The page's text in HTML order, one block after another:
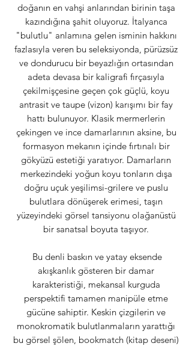
doğanın en vahşi anlarından birinin taşa
kazındığına şahit oluyoruz. İtalyanca
"bulutlu" anlamına gelen isminin hakkını
fazlasıyla veren bu seleksiyonda, pürüzsüz
ve dondurucu bir beyazlığın ortasından
adeta devasa bir kaligrafi fırçasıyla
çekilmişçesine geçen çok güçlü, koyu
antrasit ve taupe (vizon) karışımı bir fay
hattı bulunuyor. Klasik mermerlerin
çekingen ve ince damarlarının aksine, bu
formasyon mekanın içinde fırtınalı bir
gökyüzü estetiği yaratıyor. Damarların
merkezindeki yoğun koyu tonların dışa
doğru uçuk yeşilimsi-grilere ve puslu
bulutlara dönüşerek erimesi, taşın
yüzeyindeki görsel tansiyonu olağanüstü
bir sanatsal boyuta taşıyor.
Bu denli baskın ve yatay eksende
akışkanlık gösteren bir damar
karakteristiği, mekansal kurguda
perspektifi tamamen manipüle etme
gücüne sahiptir. Keskin çizgilerin ve
monokromatik bulutlanmaların yarattığı
bu görsel şölen, bookmatch (kitap deseni)